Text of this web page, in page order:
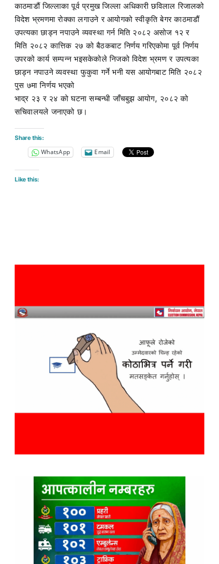
काठमाडौं जिल्लाका पूर्व प्रमुख जिल्ला अधिकारी छविलाल रिजालको
विदेश भ्रमणमा रोक्का लगाउने र आयोगको स्वीकृति बेगर काठमाडौं
उपत्यका छाड्न नपाउने व्यवस्था गर्न मिति २०८२ असोज १२ र
मिति २०८२ कात्तिक २७ को बैठकबाट निर्णय गरिएकोमा पूर्व निर्णय
उपरको कार्य सम्पन्न भइसकेकोले निजको विदेश भ्रमण र उपत्यका
छाड्न नपाउने व्यवस्था फुकुवा गर्ने भनी यस आयोगबाट मिति २०८२
पुस ७मा निर्णय भएको
भाद्र २३ र २४ को घटना सम्बन्धी जाँचबुझ आयोग, २०८२ को
सचिवालयले जनाएको छ।
Share this:
WhatsApp Email
Like this: